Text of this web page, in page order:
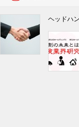
ヘッドハ